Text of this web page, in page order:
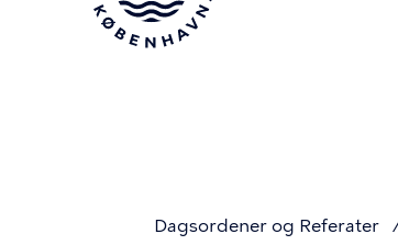
Dagsordener og Referater